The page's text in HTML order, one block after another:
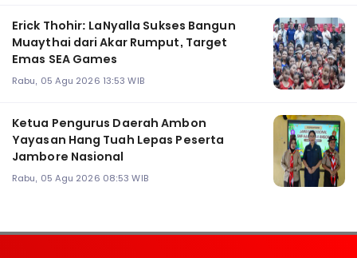
Erick Thohir: LaNyalla Sukses Bangun
Muaythai dari Akar Rumput, Target
Emas SEA Games
Rabu, 05 Agu 2026 13:53 WIB
Ketua Pengurus Daerah Ambon
Yayasan Hang Tuah Lepas Peserta
Jambore Nasional
Rabu, 05 Agu 2026 08:53 WIB